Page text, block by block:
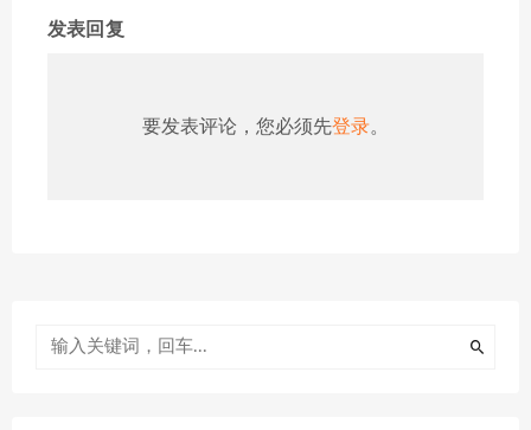
发表回复
要发表评论，您必须先登录。